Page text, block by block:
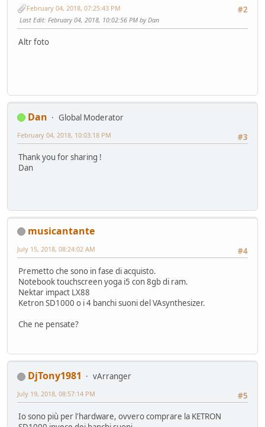
#2
February 04, 2018, 07:25:43 PM
Last Edit: February 04, 2018, 10:02:56 PM by Dan
Altr foto
Dan
Global Moderator
#3
February 04, 2018, 10:03:18 PM
Thank you for sharing !
Dan
musicantante
#4
July 15, 2018, 08:24:02 AM
Premetto che sono in fase di acquisto.
Notebook touchscreen yoga i5 con 8gb di ram.
Nektar impact LX88
Ketron SD1000 o i 4 banchi suoni del VAsynthesizer.
Che ne pensate?
DjTony1981
vArranger
#5
July 19, 2018, 08:57:14 PM
Io sono più per l'hardware, ovvero comprare la KETRON